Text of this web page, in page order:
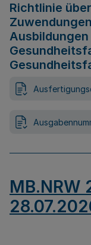
Richtlinie
Ausbildungen
MB.NRW